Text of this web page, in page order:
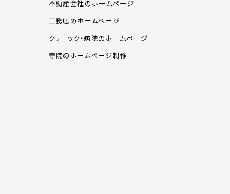
不動産会社のホームページ
工務店のホームページ
クリニック・病院のホームページ
寺院のホームページ制作